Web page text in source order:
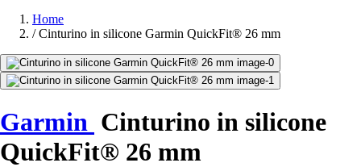
Home
/ Cinturino in silicone Garmin QuickFit® 26 mm
Garmin Cinturino in silicone
QuickFit® 26 mm